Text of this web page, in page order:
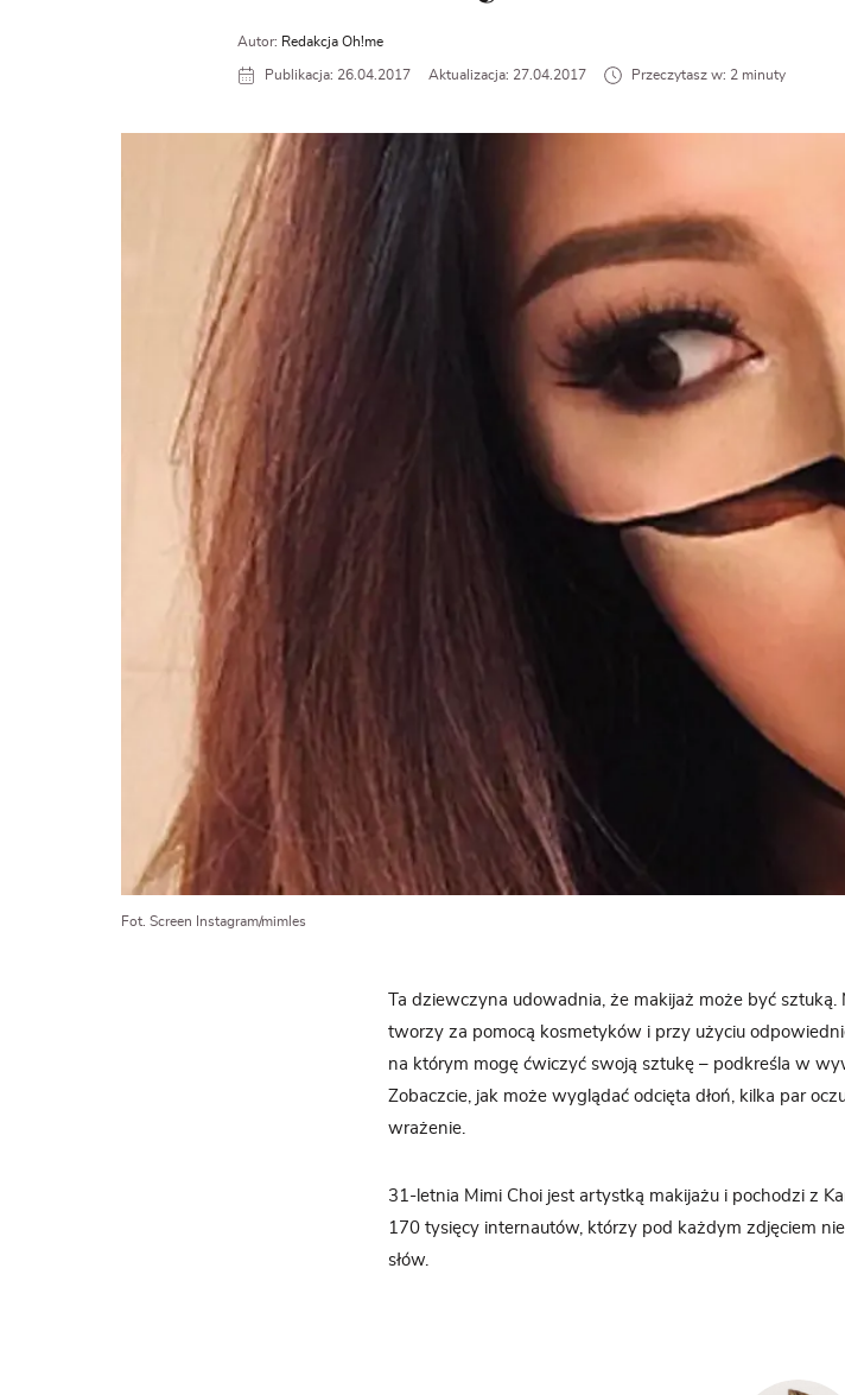
Autor: Redakcja Oh!me
Publikacja: 26.04.2017 Aktualizacja: 27.04.2017 Przeczytasz w: 2 minuty
Fot. Screen Instagram/mimles
Ta dziewczyna udowadnia, że makijaż może być sztuką.
tworzy za pomocą kosmetyków i przy użyciu
na którym mogę ćwiczyć swoją sztukę – podkreśla w
Zobaczcie, jak może wyglądać odcięta dłoń, kilka par
wrażenie.
31-letnia Mimi Choi jest artystką makijażu i pochodzi z
170 tysięcy internautów, którzy pod każdym zdjęciem
słów.